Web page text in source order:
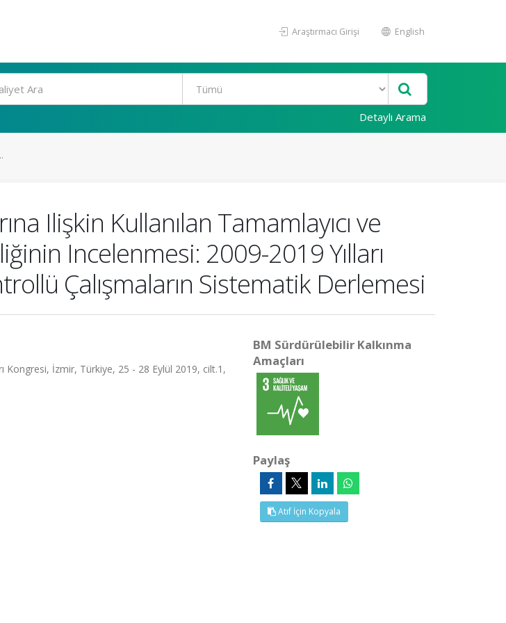
Araştırmacı Girişi English
Detaylı Arama
Ilişkin Kullanılan Tamamlayıcı ve
Incelenmesi: 2009-2019 Yılları
Çalışmaların Sistematik Derlemesi
Kongresi, İzmir, Türkiye, 25 - 28 Eylül 2019, cilt.1,
BM Sürdürülebilir Kalkınma
Amaçları
Paylaş
Atıf İçin Kopyala